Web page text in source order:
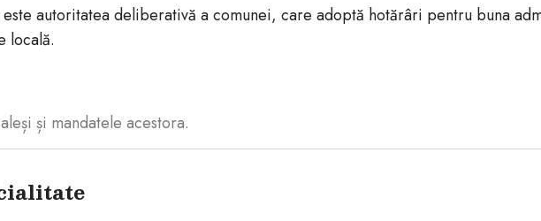
autoritatea deliberativă a comunei, care adoptă hotărâri pentru buna
locală.
și mandatele acestora.